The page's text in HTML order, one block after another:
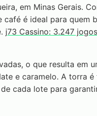
em Minas Gerais.
é ideal para quem
j73 Cassino: 3.247
o que resulta em
e caramelo. A torra
cada lote para